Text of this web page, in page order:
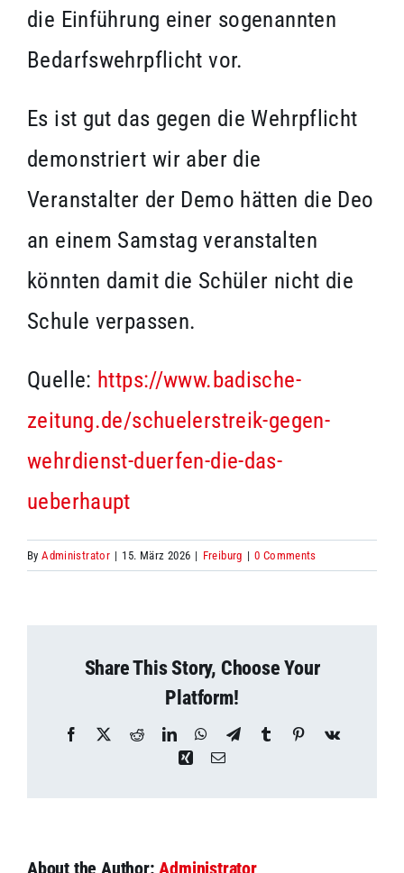
die Einführung einer sogenannten
Bedarfswehrpflicht vor.
Es ist gut das gegen die Wehrpflicht
demonstriert wir aber die
Veranstalter der Demo hätten die Deo
an einem Samstag veranstalten
könnten damit die Schüler nicht die
Schule verpassen.
Quelle: https://www.badische-
zeitung.de/schuelerstreik-gegen-
wehrdienst-duerfen-die-das-
ueberhaupt
ByAdministrator | 15. März 2026 | Freiburg | 0 Comments
Share This Story, Choose Your
Platform!
Facebook RedditLinkedInWhatsApp
TelegramTumblr Pinterest
Vk
XingEmail
About the Author:Administrator